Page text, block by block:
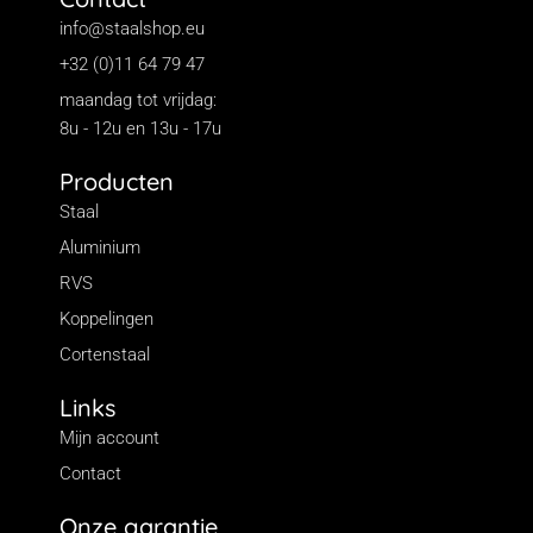
info@staalshop.eu
+32 (0)11 64 79 47
maandag tot vrijdag:
8u - 12u en 13u - 17u
Producten
Staal
Aluminium
RVS
Koppelingen
Cortenstaal
Links
Mijn account
Contact
Onze garantie